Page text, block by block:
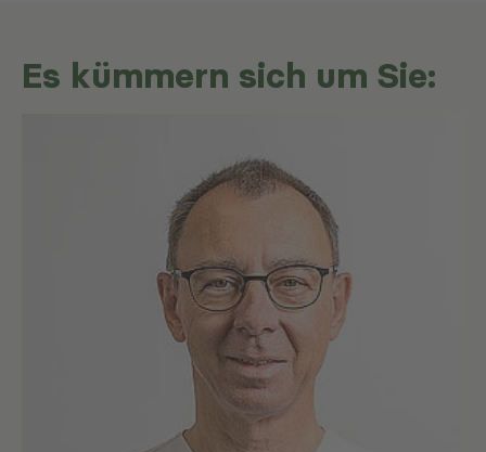
Es kümmern sich um Sie: